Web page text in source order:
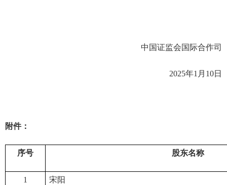
中国证监会 国际合作司
2025年1月 10日
附件：
序号 股东名称
1 宋阳